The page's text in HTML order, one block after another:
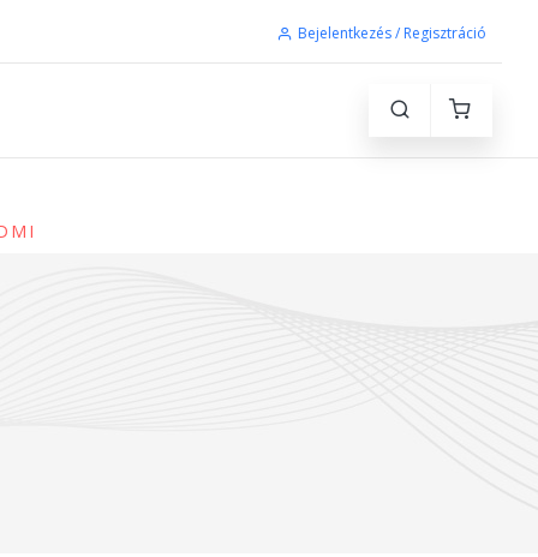
Bejelentkezés / Regisztráció